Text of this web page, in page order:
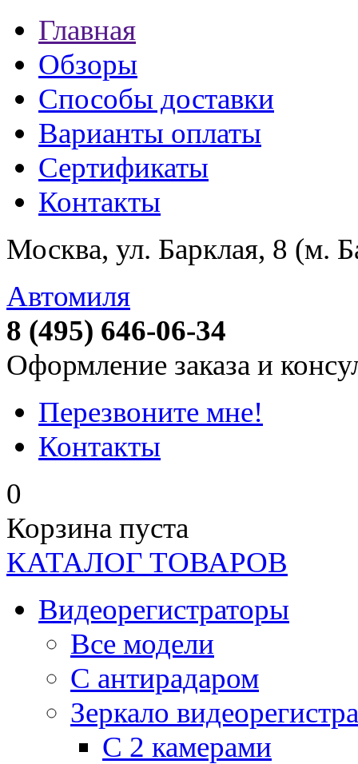
Главная
Обзоры
Способы доставки
Варианты оплаты
Сертификаты
Контакты
Москва, ул. Барклая, 8 (м.
Автомиля
8 (495) 646-06-34
Оформление заказа и
Перезвоните мне!
Контакты
0
Корзина пуста
КАТАЛОГ ТОВАРОВ
Видеорегистраторы
Все модели
C антирадаром
Зеркало
С 2 камерами